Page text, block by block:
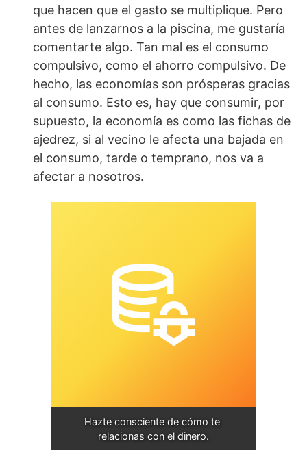
que hacen que el gasto se multiplique. Pero
antes de lanzarnos a la piscina, me gustaría
comentarte algo. Tan mal es el consumo
compulsivo, como el ahorro compulsivo. De
hecho, las economías son prósperas gracias
al consumo. Esto es, hay que consumir, por
supuesto, la economía es como las fichas de
ajedrez, si al vecino le afecta una bajada en
el consumo, tarde o temprano, nos va a
afectar a nosotros.
Hazte consciente de cómo te
relacionas con el dinero.